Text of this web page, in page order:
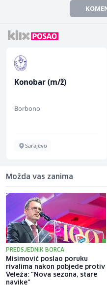
Monter centralnog
Mountain
Sarajevo
Možda vas zanima
PREDSJEDNIK BORCA
Misimović poslao poruku
rivalima nakon pobjede protiv
Veleža: "Nova sezona, stare
navike"